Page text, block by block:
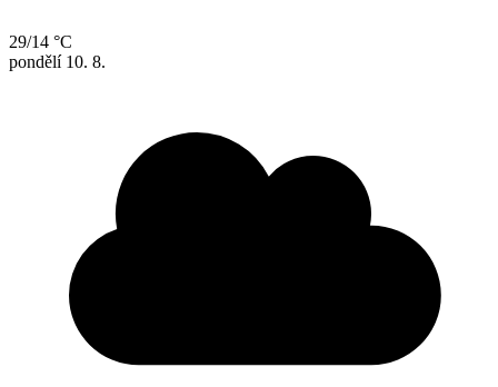
29/14 °C
pondělí 10. 8.